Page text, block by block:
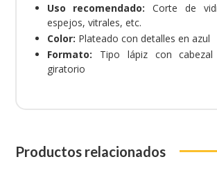
Uso recomendado: Corte de
espejos, vitrales, etc.
Color: Plateado con detalles en azul
Formato: Tipo lápiz con
giratorio
Productos relacionados